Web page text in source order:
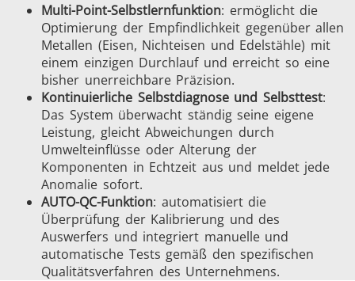
Multi-Point-Selbstlernfunktion: ermöglicht die
Optimierung der Empfindlichkeit gegenüber allen
Metallen (Eisen, Nichteisen und Edelstähle) mit
einem einzigen Durchlauf und erreicht so eine
bisher unerreichbare Präzision.
Kontinuierliche Selbstdiagnose und Selbsttest:
Das System überwacht ständig seine eigene
Leistung, gleicht Abweichungen durch
Umwelteinflüsse oder Alterung der
Komponenten in Echtzeit aus und meldet jede
Anomalie sofort.
AUTO-QC-Funktion: automatisiert die
Überprüfung der Kalibrierung und des
Auswerfers und integriert manuelle und
automatische Tests gemäß den spezifischen
Qualitätsverfahren des Unternehmens.